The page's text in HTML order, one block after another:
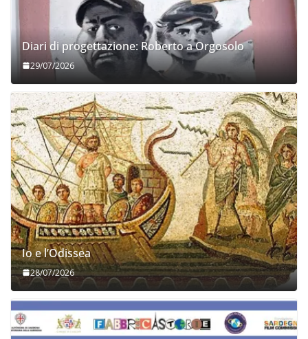
Diari di progettazione: Roberto a Orgosolo
29/07/2026
Io e l’Odissea
28/07/2026